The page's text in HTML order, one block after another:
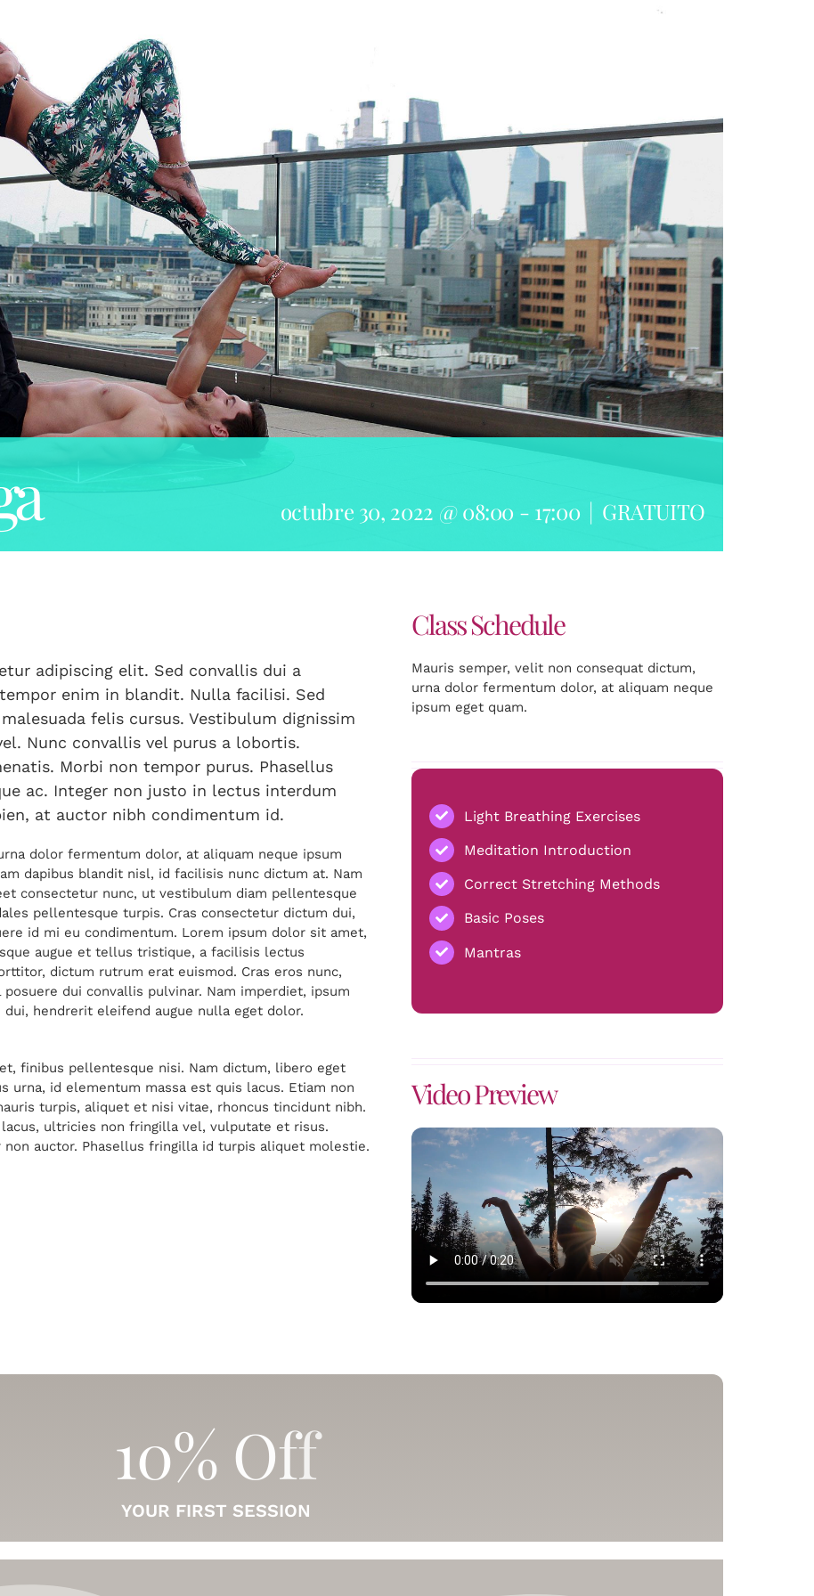
octubre 30, 2022 @ 08:00 - 17:00 | GRATUITO
adipiscing elit. Sed convallis dui a
enim in blandit. Nulla facilisi. Sed
felis cursus. Vestibulum dignissim
Nunc convallis vel purus a lobortis.
Morbi non tempor purus. Phasellus
ac. Integer non justo in lectus interdum
at auctor nibh condimentum id.
dolor fermentum dolor, at aliquam neque ipsum
dapibus blandit nisl, id facilisis nunc dictum at. Nam
consectetur nunc, ut vestibulum diam pellentesque
pellentesque turpis. Cras consectetur dictum dui,
id mi eu condimentum. Lorem ipsum dolor sit amet,
augue et tellus tristique, a facilisis lectus
dictum rutrum erat euismod. Cras eros nunc,
dui convallis pulvinar. Nam imperdiet, ipsum
hendrerit eleifend augue nulla eget dolor.
finibus pellentesque nisi. Nam dictum, libero eget
urna, id elementum massa est quis lacus. Etiam non
turpis, aliquet et nisi vitae, rhoncus tincidunt nibh.
ultricies non fringilla vel, vulputate et risus.
auctor. Phasellus fringilla id turpis aliquet molestie.
Class Schedule
Mauris semper, velit non consequat dictum,
urna dolor fermentum dolor, at aliquam neque
ipsum eget quam.
Light Breathing Exercises
Meditation Introduction
Correct Stretching Methods
Basic Poses
Mantras
Video Preview
YOUR FIRST SESSION